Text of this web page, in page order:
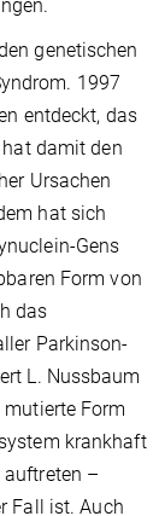
genetischen
1997
entdeckt, das
damit den
Ursachen
hat sich
Gens
Form von
das
Parkinson-
L. Nussbaum
Form
krankhaft
auftreten –
Fall ist. Auch